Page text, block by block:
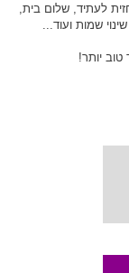
לעתיד, שלום בית,
שמות ועוד...
יותר!